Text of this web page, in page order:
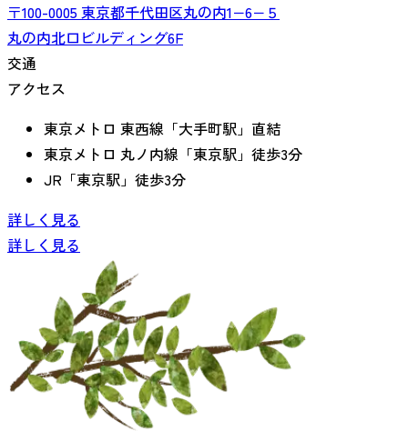
〒100-0005東京都千代田区丸の内1−6−５
丸の内北口ビルディング6F
交通
アクセス
東京メトロ 東西線「大手町駅」直結
東京メトロ 丸ノ内線「東京駅」徒歩3分
JR「東京駅」徒歩3分
詳しく見る
詳しく見る